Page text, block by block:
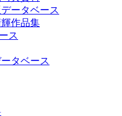
ータベース
作品集
ス
タベース